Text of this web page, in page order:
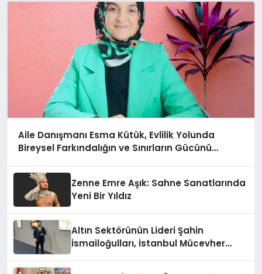
Aile Danışmanı Esma Kütük, Evlilik Yolunda
Bireysel Farkındalığın ve Sınırların Gücünü
Zenne Emre Aşık: Sahne Sanatlarında
Yeni Bir Yıldız
Altın Sektörünün Lideri Şahin
İsmailoğulları, İstanbul Mücevher